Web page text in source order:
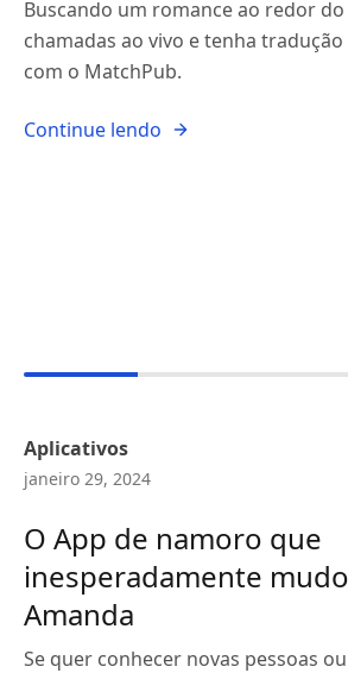
Buscando um romance ao redor do
chamadas ao vivo e tenha
com o MatchPub.
Continue lendo
Aplicativos
janeiro 29, 2024
O App de namoro que
inesperadamente
Amanda
Se quer conhecer novas pessoas